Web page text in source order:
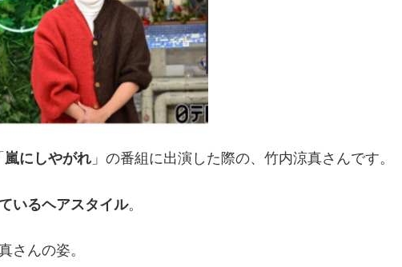
嵐にしやがれ 」の番組に出演した際の、竹内涼真さんです。
いるヘアスタイル。
さんの姿。